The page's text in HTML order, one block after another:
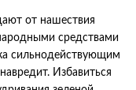
от нашествия
средствами
сильнодействующим
Избавиться